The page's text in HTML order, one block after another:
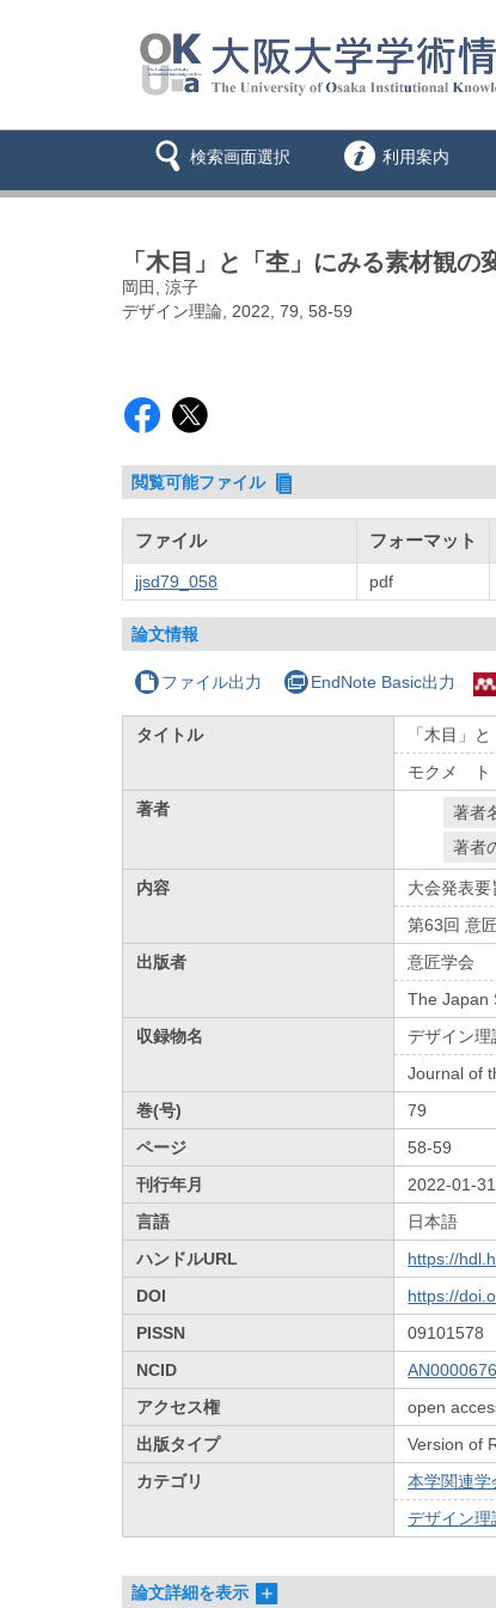
検索画面選択 利用案内
「木目」と「杢」にみる素材観
岡田, 涼子
デザイン理論, 2022, 79, 58-59
閲覧可能ファイル
ファイル フォーマット
jjsd79_058 pdf
論文情報
ファイル出力 EndNote Basic出力
タイトル
「木目」
モクメ
著者
著者
著者
内容
大会発表要
第63回 意
出版者
意匠学会
The Japan
収録物名
デザイン理
Journal of
巻(号)
79
ページ
58-59
刊行年月
2022-01-31
言語
日本語
ハンドルURL
https://
DOI
https://
PISSN
09101578
NCID
アクセス権
open
出版タイプ
Version of
カテゴリ
本学関連
デザイン
論文詳細を表示